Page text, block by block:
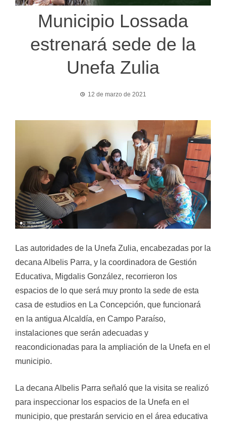
Municipio Lossada
estrenará sede de la
Unefa Zulia
12 de marzo de 2021
Las autoridades de la Unefa Zulia, encabezadas por la
decana Albelis Parra, y la coordinadora de Gestión
Educativa, Migdalis González, recorrieron los
espacios de lo que será muy pronto la sede de esta
casa de estudios en La Concepción, que funcionará
en la antigua Alcaldía, en Campo Paraíso,
instalaciones que serán adecuadas y
reacondicionadas para la ampliación de la Unefa en el
municipio.
La decana Albelis Parra señaló que la visita se realizó
para inspeccionar los espacios de la Unefa en el
municipio, que prestarán servicio en el área educativa